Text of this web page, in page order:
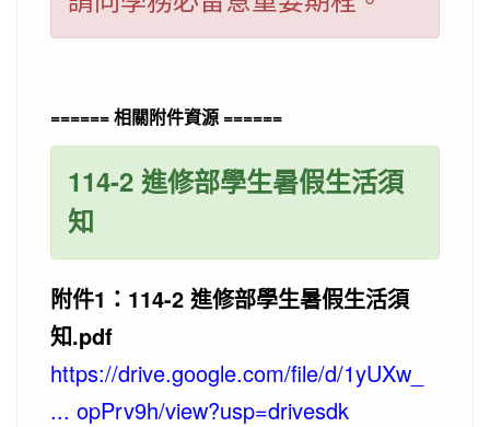
====== 相關附件資源 ======
114-2 進修部學生暑假生活須
知
附件1：114-2 進修部學生暑假生活須
知.pdf
https://drive.google.com/file/d/1yUXw_
... opPrv9h/view?usp=drivesdk